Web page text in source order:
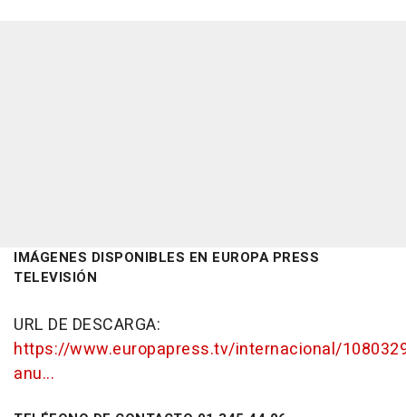
IMÁGENES DISPONIBLES EN EUROPA PRESS
TELEVISIÓN
URL DE DESCARGA:
https://www.europapress.tv/internacional/
anu...